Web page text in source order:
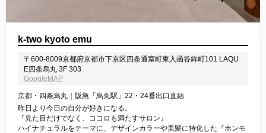
k-two kyoto emu
〒600-8009京都府京都市下京区四条通室町東入函谷鉾町101 LAQU
E四条烏丸 3F 303
GoogleMAP
京都・四条烏丸｜阪急「烏丸駅」22・24番出口直結
昨日より今日の自分が好きになる。
『見た目だけでなく、ココロも満たすサロン』
ハイナチュラルをテーマに、デザインカラーや美髪に特化した『ホンモ